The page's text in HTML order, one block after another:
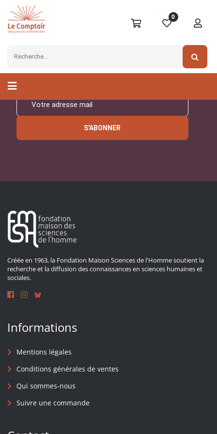
0
Inscrivez-vous à notre
S'ABONNER
Créée en 1963, la Fondation Maison Sciences de l'Homme soutient la
recherche et la diffusion des connaissances en sciences humaines et
sociales.
Informations
Mentions légales
Conditions générales de ventes
Qui sommes-nous
Suivre une commande